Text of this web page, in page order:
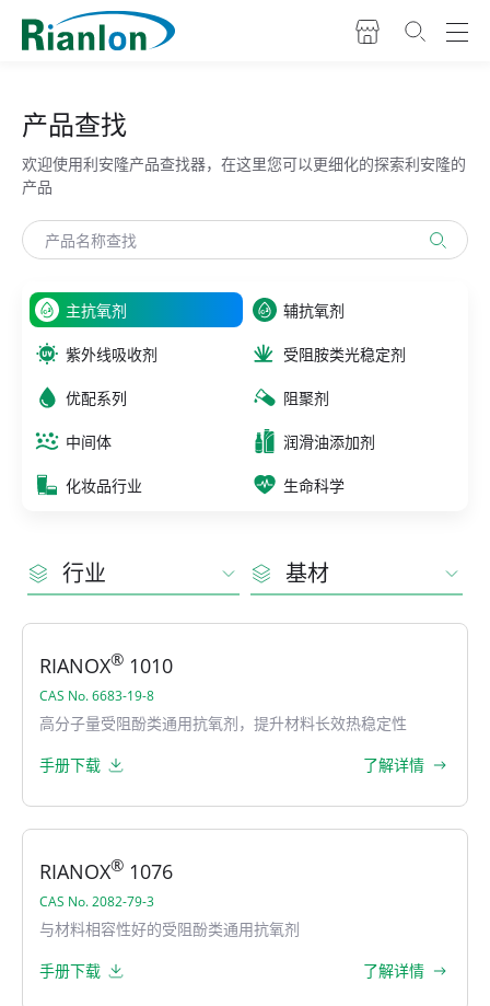
产品查找
欢迎使用利安隆产品查找器，在这里您可以更细化的探索利安隆的
产品
主抗氧剂 辅抗氧剂
紫外线吸收剂 受阻胺类光稳定剂
优配系列 阻聚剂
中间体 润滑油添加剂
化妆品行业 生命科学
行业 基材
RIANOX® 1010
CAS No. 6683-19-8
高分子量受阻酚类通用抗氧剂，提升材料长效热稳定性
手册下载
了解详情
RIANOX® 1076
CAS No. 2082-79-3
与材料相容性好的受阻酚类通用抗氧剂
手册下载
了解详情